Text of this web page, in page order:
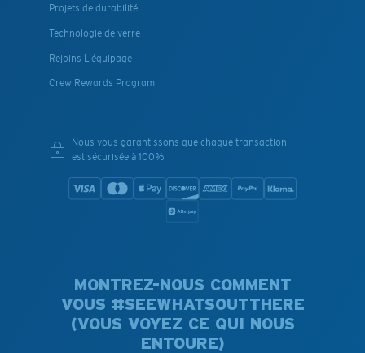
Projets de durabilité
Technologie de verre
Rejoins L'équipage
Crew Rewards Program
Nous vous garantissons que chaque transaction
est sécurisée à 100%
MONTREZ-NOUS COMMENT
VOUS #SEEWHATSOUTTHERE
(VOUS VOYEZ CE QUI NOUS
ENTOURE)